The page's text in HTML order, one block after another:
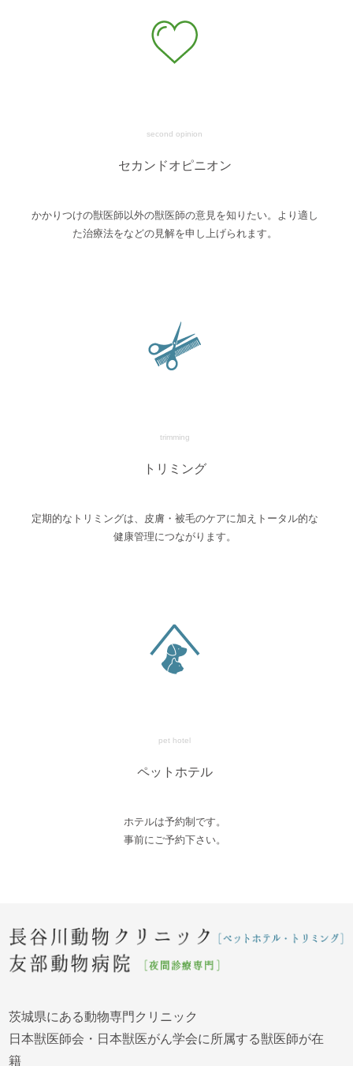
second opinion
セカンドオピニオン
かかりつけの獣医師以外の獣医師の意見を知りたい。より適し
た治療法をなどの見解を申し上げられます。
trimming
トリミング
定期的なトリミングは、皮膚・被毛のケアに加えトータル的な
健康管理につながります。
pet hotel
ペットホテル
ホテルは予約制です。
事前にご予約下さい。
茨城県にある動物専門クリニック
日本獣医師会・日本獣医がん学会に所属する獣医師が在
籍